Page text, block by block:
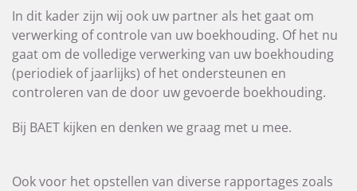
In dit kader zijn wij ook uw partner als het gaat om
verwerking of controle van uw boekhouding. Of het nu
gaat om de volledige verwerking van uw boekhouding
(periodiek of jaarlijks) of het ondersteunen en
controleren van de door uw gevoerde boekhouding.
Bij BAET kijken en denken we graag met u mee.
Ook voor het opstellen van diverse rapportages zoals